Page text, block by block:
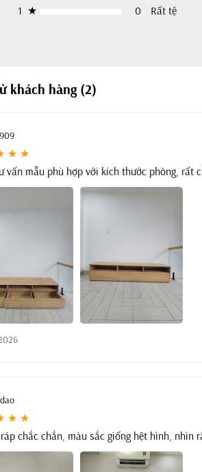
1 ★ 0 Rất tệ
khách hàng (2)
★ ★
vấn mẫu phù hợp với kích thước phòng, rất
★ ★
chắc chắn, màu sắc giống hệt hình, nhìn